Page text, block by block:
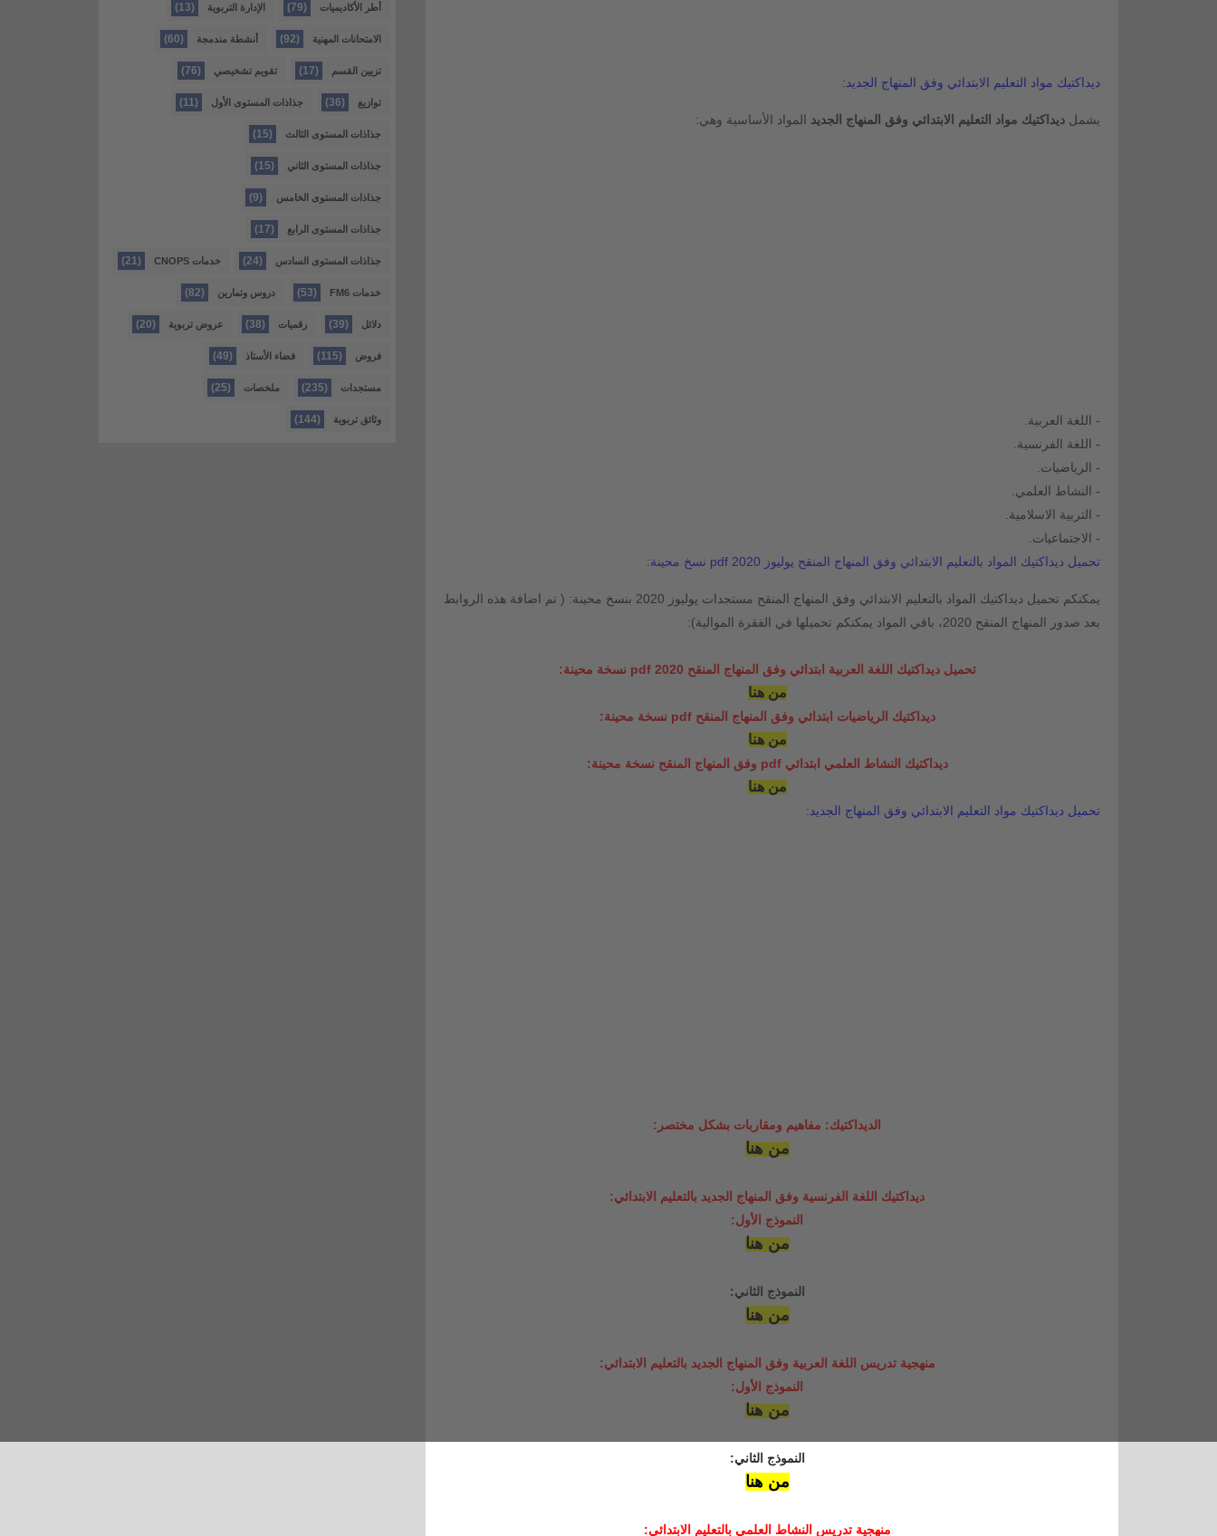
ديداكتيك مواد التعليم الابتدائي وفق المنهاج الجديد:
يشمل ديداكتيك مواد التعليم الابتدائي وفق المنهاج الجديد المواد الأساسية وهي:
- اللغة العربية.
- اللغة الفرنسية.
- الرياضيات.
- النشاط العلمي.
- التربية الاسلامية.
- الاجتماعيات.
تحميل ديداكتيك المواد بالتعليم الابتدائي وفق المنهاج المنقح يوليوز 2020 pdf نسخ محينة:
يمكنكم تحميل ديداكتيك المواد بالتعليم الابتدائي وفق المنهاج المنقح مستجدات يوليوز 2020 بنسخ محينة: ( تم اضافة هذه الروابط
بعد صدور المنهاج المنقح 2020، باقي المواد يمكنكم تحميلها في الفقرة الموالية):
تحميل ديداكتيك اللغة العربية ابتدائي وفق المنهاج المنقح 2020 pdf نسخة محينة:
من هنا
ديداكتيك الرياضيات ابتدائي وفق المنهاج المنقح pdf نسخة محينة:
من هنا
ديداكتيك النشاط العلمي ابتدائي pdf وفق المنهاج المنقح نسخة محينة:
من هنا
تحميل ديداكتيك مواد التعليم الابتدائي وفق المنهاج الجديد:
الديداكتيك: مفاهيم ومقاربات بشكل مختصر:
من هنا
ديداكتيك اللغة الفرنسية وفق المنهاج الجديد بالتعليم الابتدائي:
النموذج الأول:
من هنا
النموذج الثاني:
من هنا
منهجية تدريس اللغة العربية وفق المنهاج الجديد بالتعليم الابتدائي:
النموذج الأول:
من هنا
النموذج الثاني:
من هنا
منهجية تدريس النشاط العلمي بالتعليم الابتدائي:
أطر الأكاديميات (79) الإدارة التربوية (13)
الامتحانات المهنية (92) أنشطة مندمجة (60)
تزيين القسم (17) تقويم تشخيصي (76)
توازيع (36) جذاذات المستوى الأول (11)
جذاذات المستوى الثالث (15)
جذاذات المستوى الثاني (15)
جذاذات المستوى الخامس (9)
جذاذات المستوى الرابع (17)
جذاذات المستوى السادس (24) خدمات CNOPS (21)
خدمات FM6 (53) دروس وتمارين (82)
دلائل (39) رقميات (38) عروض تربوية (20)
فروض (115) فضاء الأستاذ (49)
مستجدات (235) ملخصات (25)
وثائق تربوية (144)